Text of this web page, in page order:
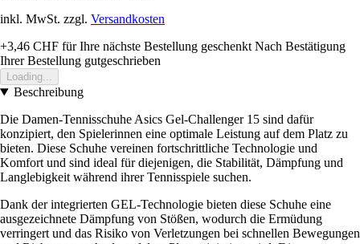
inkl. MwSt. zzgl. Versandkosten
+3,46 CHF für Ihre nächste Bestellung geschenkt Nach Bestätigung
Ihrer Bestellung gutgeschrieben
Loading...
Beschreibung
Die Damen-Tennisschuhe Asics Gel-Challenger 15 sind dafür
konzipiert, den Spielerinnen eine optimale Leistung auf dem Platz zu
bieten. Diese Schuhe vereinen fortschrittliche Technologie und
Komfort und sind ideal für diejenigen, die Stabilität, Dämpfung und
Langlebigkeit während ihrer Tennisspiele suchen.
Dank der integrierten GEL-Technologie bieten diese Schuhe eine
ausgezeichnete Dämpfung von Stößen, wodurch die Ermüdung
verringert und das Risiko von Verletzungen bei schnellen Bewegungen